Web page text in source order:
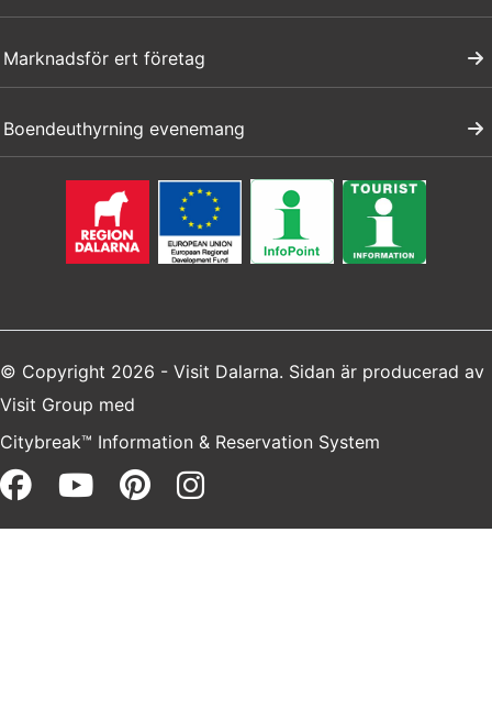
Marknadsför ert företag
Boendeuthyrning evenemang
© Copyright 2026 - Visit Dalarna. Sidan är producerad av
Visit Group med
Citybreak™ Information & Reservation System
Facebook (opens in a new
Youtube (opens in a new
Pinterest (opens in a
Instagram (opens